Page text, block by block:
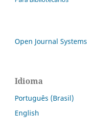
Open Journal Systems
Idioma
Português (Brasil)
English